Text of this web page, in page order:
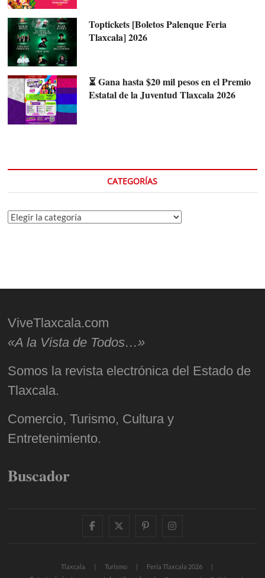
Toptickets [Boletos Palenque Feria
Tlaxcala] 2026
⏳ Gana hasta $20 mil pesos en el Premio
Estatal de la Juventud Tlaxcala 2026
CATEGORÍAS
Categorías
ViveTlaxcala.com
«A la Vista de Todos…»
Somos la revista electrónica del Estado de
Tlaxcala.
Comercio, Turismo, Cultura y
Entretenimiento.
Buscador
facebooktwitter
pinterestinstagram
Tlaxcala Turismo
Feria Tlaxcala 2026